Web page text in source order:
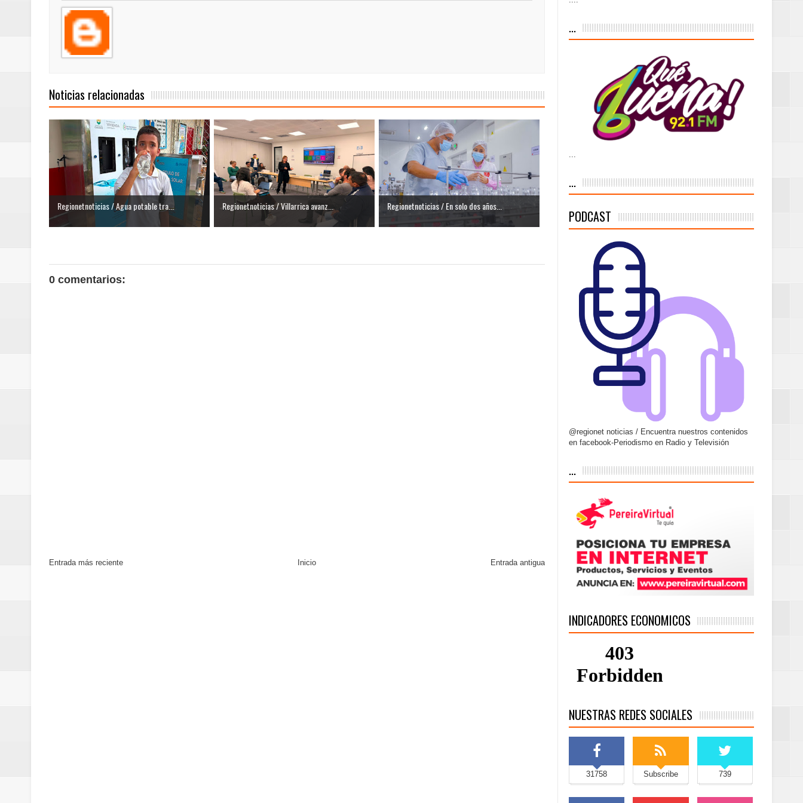
basadas en género
Regionetnoticias / Valle del Cauca tiene listo su plan de seguridad para recibir delegaciones y visitantes por la
posesión presidencial
Regionetnoticias / La Alcaldía de Pereira continúa renovando espacios comunitarios que llevaban décadas sin
atención
Noticias relacionadas
Regionetnoticias / Agua potable tra... Regionetnoticias / Villarrica avanz... Regionetnoticias / En solo dos años...
0 comentarios:
Entrada más reciente Entrada antigua
Inicio
...
...
PODCAST
@regionet noticias / Encuentra nuestros contenidos
en facebook-Periodismo en Radio y Televisión
...
INDICADORES ECONOMICOS
NUESTRAS REDES SOCIALES
31758 Subscribe 739